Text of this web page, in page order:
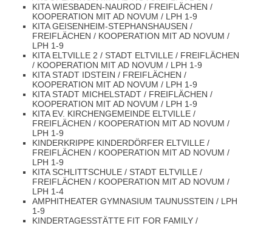
KITA WIESBADEN-NAUROD / FREIFLÄCHEN /
KOOPERATION MIT AD NOVUM / LPH 1-9
KITA GEISENHEIM-STEPHANSHAUSEN /
FREIFLÄCHEN / KOOPERATION MIT AD NOVUM /
LPH 1-9
KITA ELTVILLE 2 / STADT ELTVILLE / FREIFLÄCHEN
/ KOOPERATION MIT AD NOVUM / LPH 1-9
KITA STADT IDSTEIN / FREIFLÄCHEN /
KOOPERATION MIT AD NOVUM / LPH 1-9
KITA STADT MICHELSTADT / FREIFLÄCHEN /
KOOPERATION MIT AD NOVUM / LPH 1-9
KITA EV. KIRCHENGEMEINDE ELTVILLE /
FREIFLÄCHEN / KOOPERATION MIT AD NOVUM /
LPH 1-9
KINDERKRIPPE KINDERDÖRFER ELTVILLE /
FREIFLÄCHEN / KOOPERATION MIT AD NOVUM /
LPH 1-9
KITA SCHLITTSCHULE / STADT ELTVILLE /
FREIFLÄCHEN / KOOPERATION MIT AD NOVUM /
LPH 1-4
AMPHITHEATER GYMNASIUM TAUNUSSTEIN / LPH
1-9
KINDERTAGESSTÄTTE FIT FOR FAMILY /